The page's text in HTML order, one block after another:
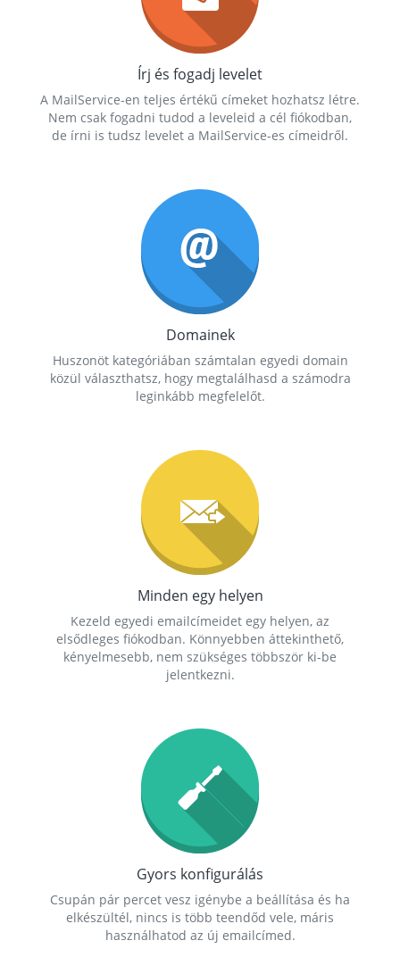
Írj és fogadj levelet
A MailService-en teljes értékű címeket hozhatsz létre.
Nem csak fogadni tudod a leveleid a cél fiókodban,
de írni is tudsz levelet a MailService-es címeidről.
Domainek
Huszonöt kategóriában számtalan egyedi domain
közül választhatsz, hogy megtalálhasd a számodra
leginkább megfelelőt.
Minden egy helyen
Kezeld egyedi emailcímeidet egy helyen, az
elsődleges fiókodban. Könnyebben áttekinthető,
kényelmesebb, nem szükséges többször ki-be
jelentkezni.
Gyors konfigurálás
Csupán pár percet vesz igénybe a beállítása és ha
elkészültél, nincs is több teendőd vele, máris
használhatod az új emailcímed.